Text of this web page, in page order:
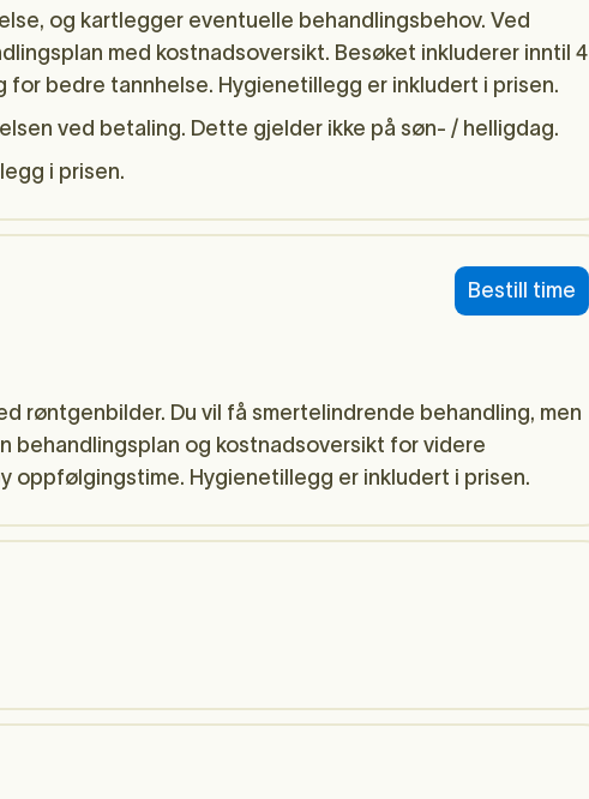
og kartlegger eventuelle behandlingsbehov. Ved
med kostnadsoversikt. Besøket inkluderer inntil 4
bedre tannhelse. Hygienetillegg er inkludert i prisen.
ved betaling. Dette gjelder ikke på søn- / helligdag.
i prisen.
Bestill time
røntgenbilder. Du vil få smertelindrende behandling, men
behandlingsplan og kostnadsoversikt for videre
oppfølgingstime. Hygienetillegg er inkludert i prisen.